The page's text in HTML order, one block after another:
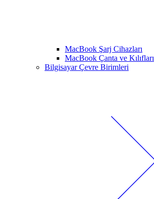
MacBook Şarj Cihazları
MacBook Çanta ve Kılıfları
Bilgisayar Çevre Birimleri